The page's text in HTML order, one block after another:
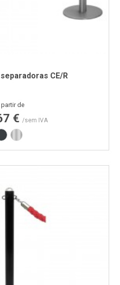
CE/R
Preço
partir de
€ /sem IVA
Cinza RAL7016
Inox